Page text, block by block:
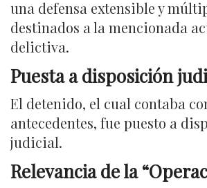
una defensa extensible y
destinados a la mencionada
delictiva.
Puesta a disposición
El detenido, el cual contaba
antecedentes, fue puesto a
judicial.
Relevancia de la